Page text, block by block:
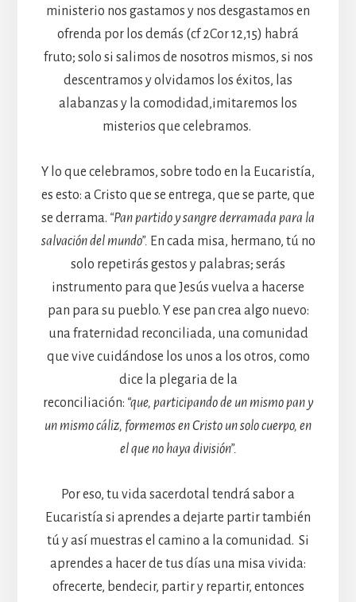
ministerio nos gastamos y nos desgastamos en
ofrenda por los demás (cf 2Cor 12,15) habrá
fruto; solo si salimos de nosotros mismos, si nos
descentramos y olvidamos los éxitos, las
alabanzas y la comodidad,imitaremos los
misterios que celebramos.
Y lo que celebramos, sobre todo en la Eucaristía,
es esto: a Cristo que se entrega, que se parte, que
se derrama. “Pan partido y sangre derramada para la
salvación del mundo”. En cada misa, hermano, tú no
solo repetirás gestos y palabras; serás
instrumento para que Jesús vuelva a hacerse
pan para su pueblo. Y ese pan crea algo nuevo:
una fraternidad reconciliada, una comunidad
que vive cuidándose los unos a los otros, como
dice la plegaria de la
reconciliación: “que, participando de un mismo pan y
un mismo cáliz, formemos en Cristo un solo cuerpo, en
el que no haya división”.
Por eso, tu vida sacerdotal tendrá sabor a
Eucaristía si aprendes a dejarte partir también
tú y así muestras el camino a la comunidad. Si
aprendes a hacer de tus días una misa vivida:
ofrecerte, bendecir, partir y repartir, entonces